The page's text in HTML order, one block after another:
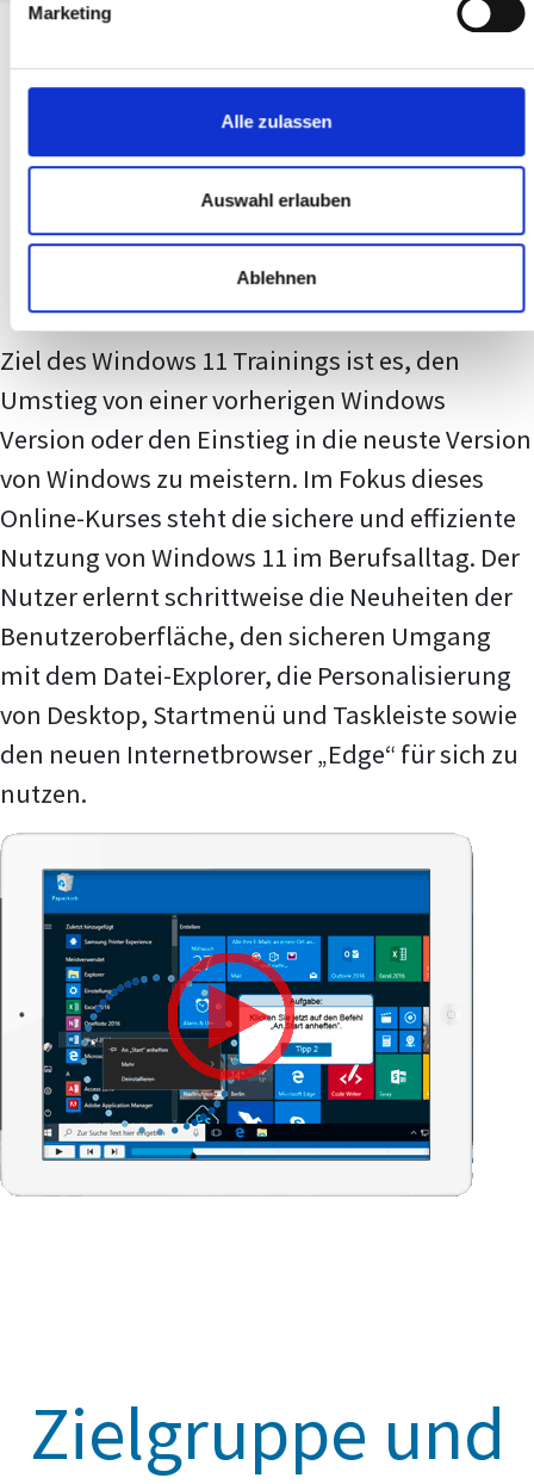
Marketing
Alle zulassen
Auswahl erlauben
Ablehnen
Kursinhalte und
Lernziele
Ziel des Windows 11 Trainings ist es, den
Umstieg von einer vorherigen Windows
Version oder den Einstieg in die neuste Version
von Windows zu meistern. Im Fokus dieses
Online-Kurses steht die sichere und effiziente
Nutzung von Windows 11 im Berufsalltag. Der
Nutzer erlernt schrittweise die Neuheiten der
Benutzeroberfläche, den sicheren Umgang
mit dem Datei-Explorer, die Personalisierung
von Desktop, Startmenü und Taskleiste sowie
den neuen Internetbrowser „Edge“ für sich zu
nutzen.
Zielgruppe und